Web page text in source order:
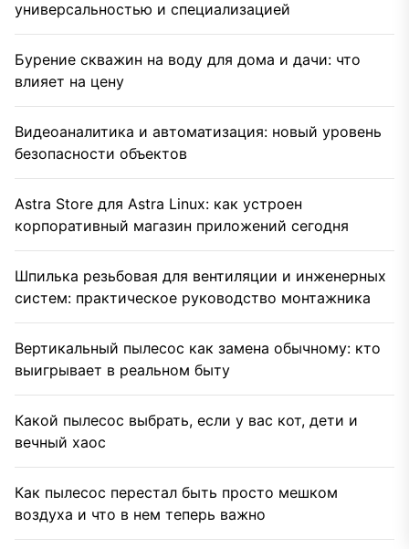
универсальностью и специализацией
Бурение скважин на воду для дома и дачи: что
влияет на цену
Видеоаналитика и автоматизация: новый уровень
безопасности объектов
Astra Store для Astra Linux: как устроен
корпоративный магазин приложений сегодня
Шпилька резьбовая для вентиляции и инженерных
систем: практическое руководство монтажника
Вертикальный пылесос как замена обычному: кто
выигрывает в реальном быту
Какой пылесос выбрать, если у вас кот, дети и
вечный хаос
Как пылесос перестал быть просто мешком
воздуха и что в нем теперь важно